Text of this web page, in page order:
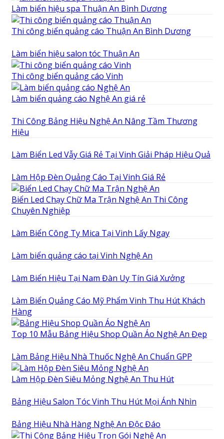
Làm biển hiệu spa Thuận An Bình Dương
Thi công biển quảng cáo Thuận An Bình Dương
Làm biển hiệu salon tóc Thuận An
Thi công biển quảng cáo Vinh
Làm biển quảng cáo Nghệ An giá rẻ
Thi Công Bảng Hiệu Nghệ An Nâng Tầm Thương
Hiệu
Làm Biển Led Vẫy Giá Rẻ Tại Vinh Giải Pháp Hiệu Quả
Làm Hộp Đèn Quảng Cáo Tại Vinh Giá Rẻ
Biển Led Chạy Chữ Ma Trận Nghệ An Thi Công
Chuyên Nghiệp
Làm Biển Công Ty Mica Tại Vinh Lấy Ngay
Làm biển quảng cáo tại Vinh Nghệ An
Làm Biển Hiệu Tại Nam Đàn Uy Tín Giá Xưởng
Làm Biển Quảng Cáo Mỹ Phẩm Vinh Thu Hút Khách
Hàng
Top 10 Mẫu Bảng Hiệu Shop Quần Áo Nghệ An Đẹp
Làm Bảng Hiệu Nhà Thuốc Nghệ An Chuẩn GPP
Làm Hộp Đèn Siêu Mỏng Nghệ An Thu Hút
Bảng Hiệu Salon Tóc Vinh Thu Hút Mọi Ánh Nhìn
Bảng Hiệu Nhà Hàng Nghệ An Độc Đáo